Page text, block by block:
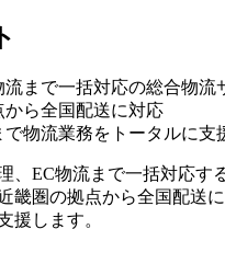
まで一括対応の総合物流
ら全国配送に対応
物流業務をトータルに支
、EC物流まで一括対応す
畿圏の拠点から全国配送
援します。